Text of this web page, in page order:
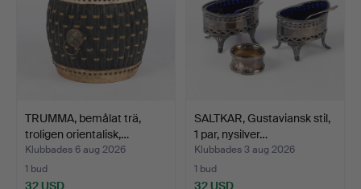
TRUMMA, bemålat trä,
troligen orientalisk,…
Klubbades 6 aug 2026
1 bud
32 USD
SALTKAR, Gustaviansk stil,
1 par, nysilver…
Klubbades 3 aug 2026
1 bud
32 USD